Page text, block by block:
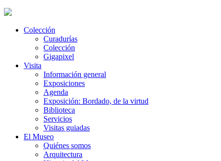
Colección
Curadurías
Colección
Gigapixel
Visita
Información general
Exposiciones
Agenda
Exposición: Bordado, de la virtud
Biblioteca
Servicios
Visitas guiadas
El Museo
Quiénes somos
Arquitectura